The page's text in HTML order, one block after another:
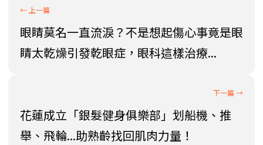
眼睛莫名一直流淚？不是想起傷心事竟是眼
睛太乾燥引發乾眼症，眼科這樣治療...
花蓮成立「銀髮健身俱樂部」划船機、推
舉、飛輪...助熟齡找回肌肉力量！